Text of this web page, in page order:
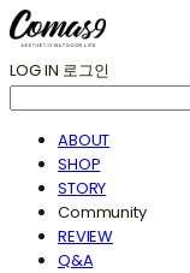
LOG IN 로그인
ABOUT
SHOP
STORY
Community
REVIEW
Q&A